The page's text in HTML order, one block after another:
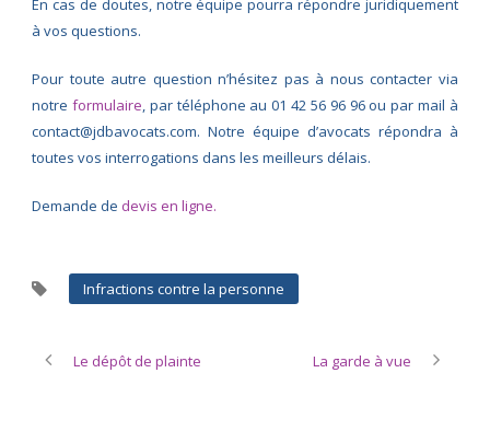
En cas de doutes, notre équipe pourra répondre juridiquement
à vos questions.
Pour toute autre question n’hésitez pas à nous contacter via
notre formulaire, par téléphone au 01 42 56 96 96 ou par mail à
contact@jdbavocats.com. Notre équipe d’avocats répondra à
toutes vos interrogations dans les meilleurs délais.
Demande de devis en ligne.
Infractions contre la personne
Le dépôt de plainte La garde à vue